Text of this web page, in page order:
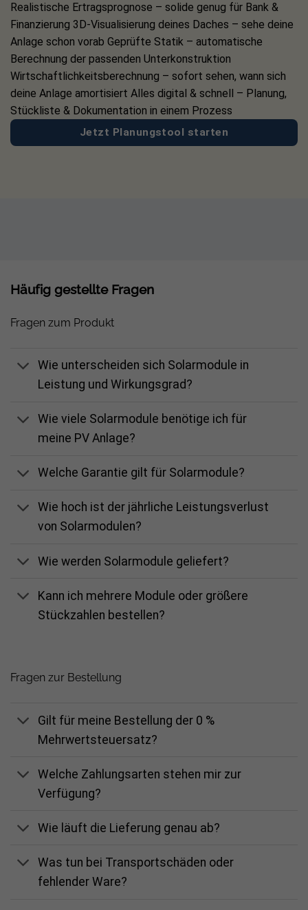
Technische Details des JA Solar JAM54D40 LB BF:
Maximale Ausgangsleistung: 465 Wp
Wirkungsgrad: 23,3 %
Zellart: N-Typ Zellen, monokristallin
Maße: 1.762 × 1.134 × 30 mm
Gewicht: 22 kg
Weitere technische Informationen finden Sie auch in
unserem Datenblatt
Realistische Ertragsprognose – solide genug für Bank &
Finanzierung 3D-Visualisierung deines Daches – sehe deine
Anlage schon vorab Geprüfte Statik – automatische
Berechnung der passenden Unterkonstruktion
Wirtschaftlichkeitsberechnung – sofort sehen, wann sich
deine Anlage amortisiert Alles digital & schnell – Planung,
Stückliste & Dokumentation in einem Prozess
Jetzt Planungstool starten
Häufig gestellte Fragen
Fragen zum Produkt
Wie unterscheiden sich Solarmodule in
Leistung und Wirkungsgrad?
Wie viele Solarmodule benötige ich für
meine PV Anlage?
Welche Garantie gilt für Solarmodule?
Wie hoch ist der jährliche Leistungsverlust
von Solarmodulen?
Wie werden Solarmodule geliefert?
Kann ich mehrere Module oder größere
Stückzahlen bestellen?
Fragen zur Bestellung
Gilt für meine Bestellung der 0 %
Mehrwertsteuersatz?
Welche Zahlungsarten stehen mir zur
Verfügung?
Wie läuft die Lieferung genau ab?
Was tun bei Transportschäden oder
fehlender Ware?